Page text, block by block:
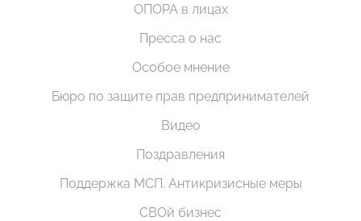
ОПОРА в лицах
Пресса о нас
Особое мнение
Бюро по защите прав предпринимателей
Видео
Поздравления
Поддержка МСП. Антикризисные меры
СВОй бизнес